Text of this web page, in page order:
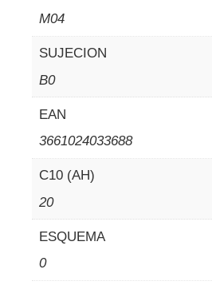
M04
SUJECION
B0
EAN
3661024033688
C10 (AH)
20
ESQUEMA
0